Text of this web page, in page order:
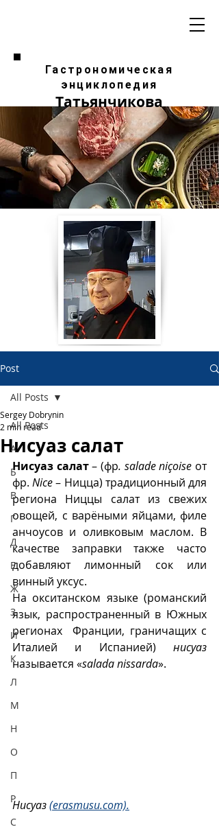
Гастрономическая
энциклопедия
Татьянчикова
Post
All Posts
А
Б
В
Г
Д
Е
Ж
З
И
К
Л
М
Н
О
П
Р
С
All Posts
Нисуаз салат
Sergey Dobrynin
2 min read
Нисуаз салат – (фр. salade niçoise от
фр. Nice – Ницца) традиционный для
региона Ниццы салат из свежих
овощей, с варёными яйцами, филе
анчоусов и оливковым маслом. В
качестве заправки также часто
добавляют лимонный сок или
винный уксус.
На окситанском языке (романский
язык, распространенный в Южных
регионах  Франции, граничащих с
Италией и Испанией) нисуаз
называется «salada nissarda».
Нисуаз (erasmusu.com).